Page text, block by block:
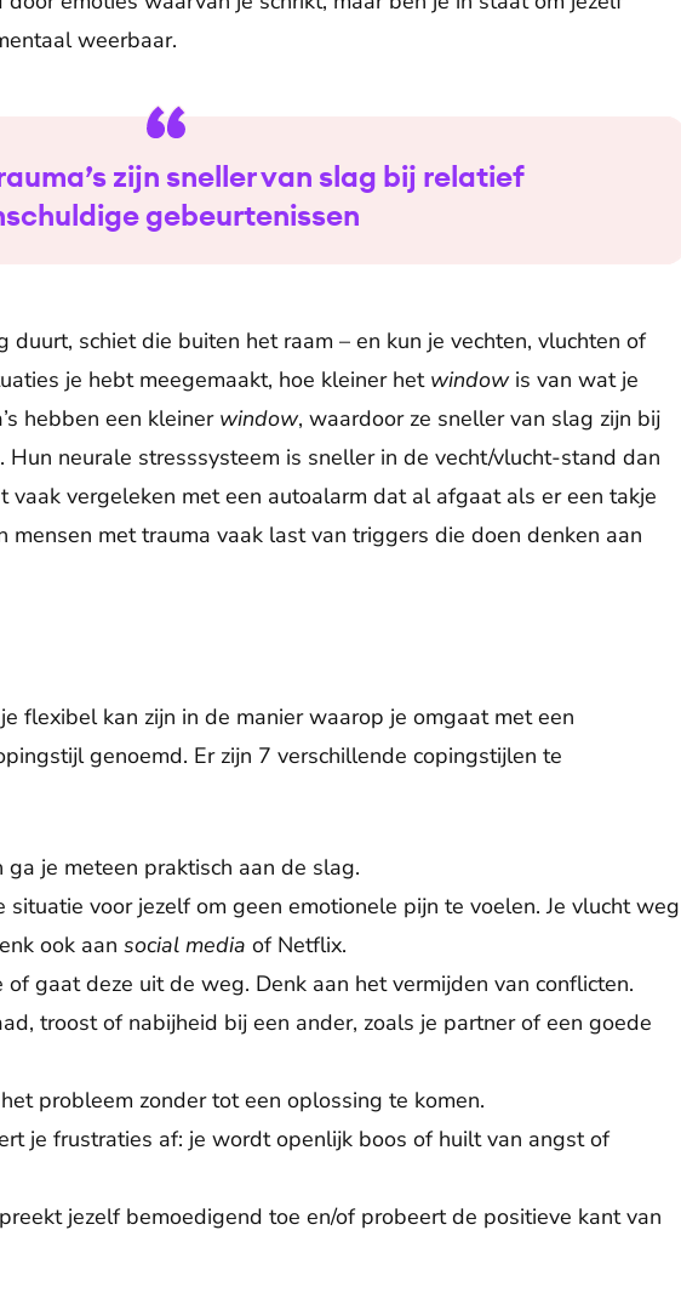
weerbaar.
zijn sneller van slag bij relatief
gebeurtenissen
schiet die buiten het raam – en kun je vechten, vluchten of
je hebt meegemaakt, hoe kleiner het windowis van wat je
hebben een kleiner window, waardoor ze sneller van slag zijn bij
neurale stresssysteem is sneller in de vecht/vlucht-stand dan
vaak vergeleken met een autoalarm dat al afgaat als er een takje
mensen met trauma vaak last van triggers die doen denken aan
flexibel kan zijn in de manier waarop je omgaat met een
genoemd. Er zijn 7 verschillende copingstijlen te
ga je meteen praktisch aan de slag.
situatie voor jezelf om geen emotionele pijn te voelen. Je vlucht weg
ook aan social media of Netflix.
gaat deze uit de weg. Denk aan het vermijden van conflicten.
troost of nabijheid bij een ander, zoals je partner of een goede
probleem zonder tot een oplossing te komen.
je frustraties af: je wordt openlijk boos of huilt van angst of
jezelf bemoedigend toe en/of probeert de positieve kant van